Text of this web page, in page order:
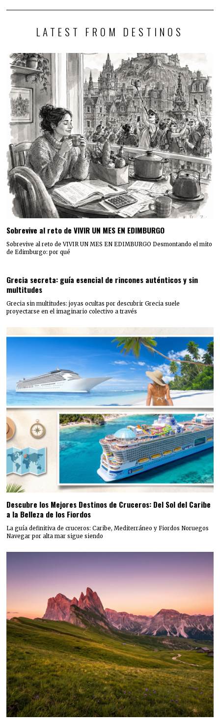
LATEST FROM DESTINOS
Sobrevive al reto de VIVIR UN MES EN EDIMBURGO
Sobrevive al reto de VIVIR UN MES EN EDIMBURGO Desmontando el mito
de Edimburgo: por qué
Grecia secreta: guía esencial de rincones auténticos y sin
multitudes
Grecia sin multitudes: joyas ocultas por descubrir Grecia suele
proyectarse en el imaginario colectivo a través
Descubre los Mejores Destinos de Cruceros: Del Sol del Caribe
a la Belleza de los Fiordos
La guía definitiva de cruceros: Caribe, Mediterráneo y Fiordos Noruegos
Navegar por alta mar sigue siendo